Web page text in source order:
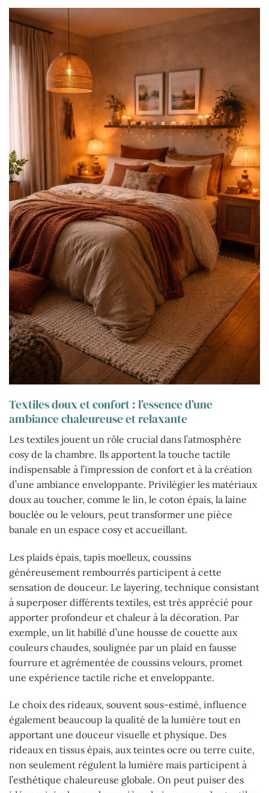
Textiles doux et confort : l’essence d’une
ambiance chaleureuse et relaxante
Les textiles jouent un rôle crucial dans l’atmosphère
cosy de la chambre. Ils apportent la touche tactile
indispensable à l’impression de confort et à la création
d’une ambiance enveloppante. Privilégier les matériaux
doux au toucher, comme le lin, le coton épais, la laine
bouclée ou le velours, peut transformer une pièce
banale en un espace cosy et accueillant.
Les plaids épais, tapis moelleux, coussins
généreusement rembourrés participent à cette
sensation de douceur. Le layering, technique consistant
à superposer différents textiles, est très apprécié pour
apporter profondeur et chaleur à la décoration. Par
exemple, un lit habillé d’une housse de couette aux
couleurs chaudes, soulignée par un plaid en fausse
fourrure et agrémentée de coussins velours, promet
une expérience tactile riche et enveloppante.
Le choix des rideaux, souvent sous-estimé, influence
également beaucoup la qualité de la lumière tout en
apportant une douceur visuelle et physique. Des
rideaux en tissus épais, aux teintes ocre ou terre cuite,
non seulement régulent la lumière mais participent à
l’esthétique chaleureuse globale. On peut puiser des